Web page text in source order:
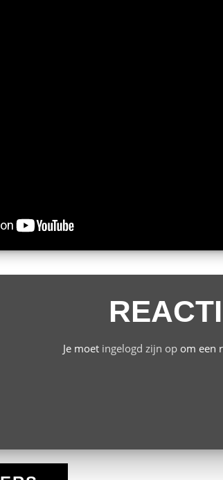
Je moet ingelogd zijn opom een